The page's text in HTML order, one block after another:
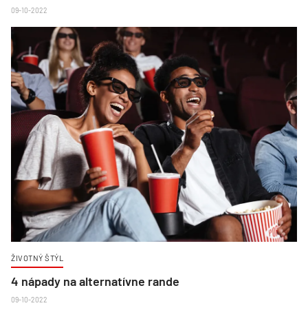
09-10-2022
ŽIVOTNÝ ŠTÝL
4 nápady na alternatívne rande
09-10-2022